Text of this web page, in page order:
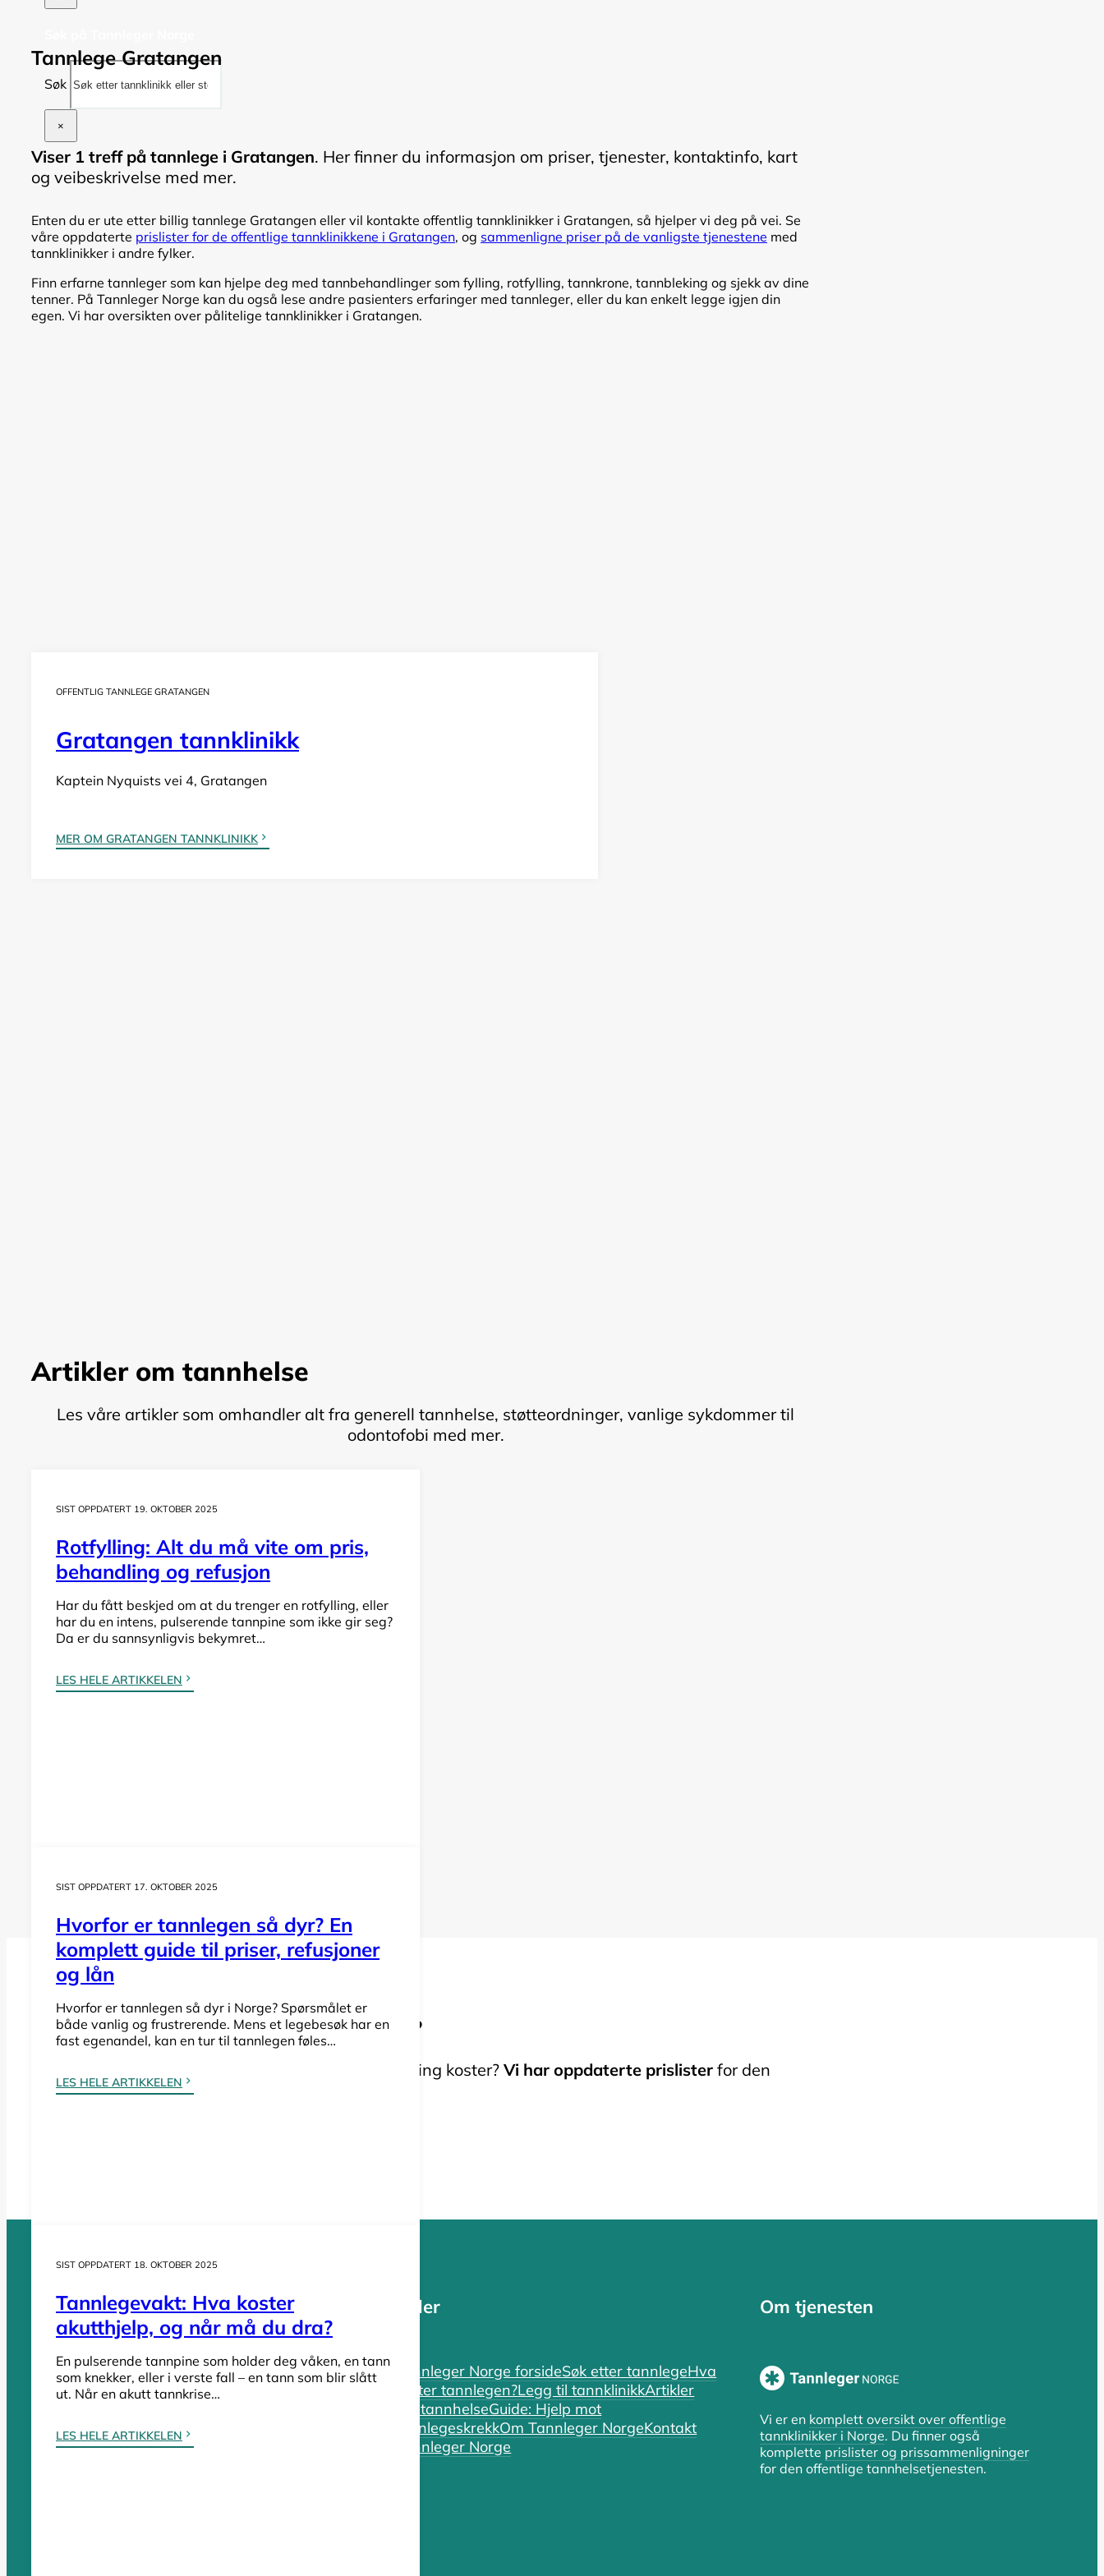
Søk
×
Tannlege Gratangen
Viser 1 treff på tannlege i Gratangen. Her finner du informasjon om priser, tjenester, kontaktinfo, kart
og veibeskrivelse med mer.
Enten du er ute etter billig tannlege Gratangen eller vil kontakte offentlig tannklinikker i Gratangen, så hjelper vi deg på vei. Se
våre oppdaterte prislister for de offentlige tannklinikkene i Gratangen, og sammenligne priser på de vanligste tjenestene med
tannklinikker i andre fylker.
Finn erfarne tannleger som kan hjelpe deg med tannbehandlinger som fylling, rotfylling, tannkrone, tannbleking og sjekk av dine
tenner. På Tannleger Norge kan du også lese andre pasienters erfaringer med tannleger, eller du kan enkelt legge igjen din
egen. Vi har oversikten over pålitelige tannklinikker i Gratangen.
OFFENTLIG TANNLEGE GRATANGEN
Gratangen tannklinikk
Kaptein Nyquists vei 4, Gratangen
MER OM GRATANGEN TANNKLINIKK
Artikler om tannhelse
Les våre artikler som omhandler alt fra generell tannhelse, støtteordninger, vanlige sykdommer til
odontofobi med mer.
SIST OPPDATERT 19. OKTOBER 2025
Rotfylling: Alt du må vite om pris,
behandling og refusjon
Har du fått beskjed om at du trenger en rotfylling, eller
har du en intens, pulserende tannpine som ikke gir seg?
Da er du sannsynligvis bekymret…
LES HELE ARTIKKELEN
SIST OPPDATERT 17. OKTOBER 2025
Hvorfor er tannlegen så dyr? En
komplett guide til priser, refusjoner
og lån
Hvorfor er tannlegen så dyr i Norge? Spørsmålet er
både vanlig og frustrerende. Mens et legebesøk har en
fast egenandel, kan en tur til tannlegen føles…
LES HELE ARTIKKELEN
SIST OPPDATERT 18. OKTOBER 2025
Tannlegevakt: Hva koster
akutthjelp, og når må du dra?
En pulserende tannpine som holder deg våken, en tann
som knekker, eller i verste fall – en tann som blir slått
ut. Når en akutt tannkrise…
LES HELE ARTIKKELEN
Hva koster tannlegen i Gratangen?
Lurer du på hva en undersøkelse, tannrens eller fylling koster? Vi har oppdaterte prislister for den
offentlig tannhelsetjenesten i Gratangen.
Tannleger etter fylke
Tannleger Agder
Tannleger Akershus
Tannleger Finnmark
Sider
Tannleger Norge forsideSøk etter tannlegeHva
koster tannlegen?Legg til tannklinikkArtikler
om tannhelseGuide: Hjelp mot
tannlegeskrekkOm Tannleger NorgeKontakt
Tannleger Norge
Om tjenesten
Vi er en komplett oversikt over offentlige
tannklinikker i Norge. Du finner også
komplette prislister og prissammenligninger
for den offentlige tannhelsetjenesten.